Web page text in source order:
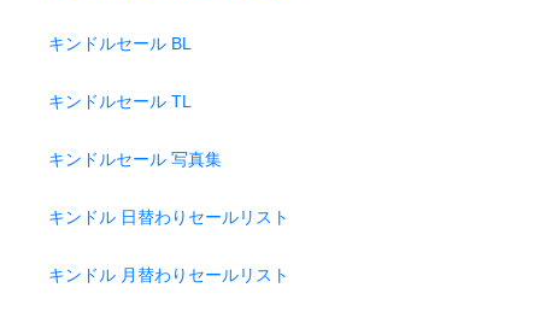
キンドルセール BL
キンドルセール TL
キンドルセール 写真集
キンドル 日替わりセールリスト
キンドル 月替わりセールリスト